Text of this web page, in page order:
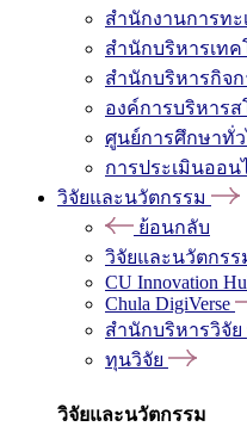
สำนักงานการทะ
สำนักบริหารเท
สำนักบริหารกิจ
องค์การบริหาร
ศูนย์การศึกษาทั่ว
การประเมินออน
วิจัยและนวัตกรรม
ย้อนกลับ
วิจัยและนวัตกรร
CU Innovation
Chula DigiVerse
สำนักบริหารวิจัย
ทุนวิจัย
วิจัยและนวัตกรรม